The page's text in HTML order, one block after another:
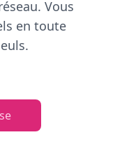
Vous
en toute